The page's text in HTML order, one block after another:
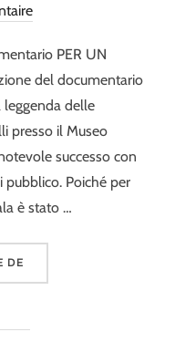
PER UN
del documentario
leggenda delle
presso il Museo
successo con
pubblico. Poiché per
è stato …
DE« PER UN PUGNO DI